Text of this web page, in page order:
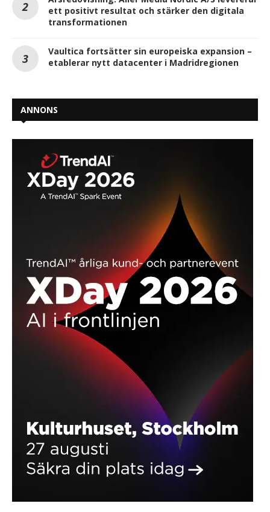
ett positivt resultat och stärker den digitala
transformationen
Vaultica fortsätter sin europeiska expansion –
etablerar nytt datacenter i Madridregionen
ANNONS